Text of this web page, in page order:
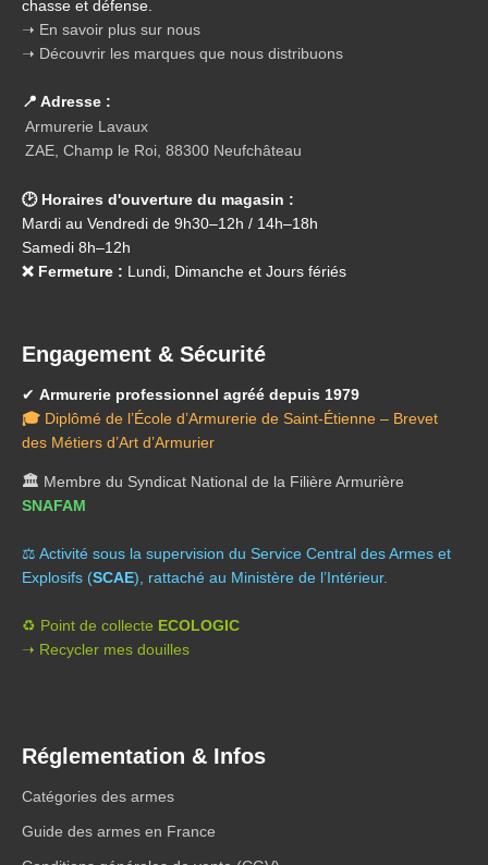
chasse et défense.
➝ En savoir plus sur nous
➝ Découvrir les marques que nous distribuons
📍 Adresse :
Armurerie Lavaux
ZAE, Champ le Roi, 88300 Neufchâteau
🕑 Horaires d'ouverture du magasin :
Mardi au Vendredi de 9h30–12h / 14h–18h
Samedi 8h–12h
❌ Fermeture : Lundi, Dimanche et Jours fériés
Engagement & Sécurité
✔ Armurerie professionnel agréé depuis 1979
🎓 Diplômé de l’École d’Armurerie de Saint-Étienne – Brevet
des Métiers d’Art d’Armurier
🏛️ Membre du Syndicat National de la Filière Armurière
SNAFAM
⚖️ Activité sous la supervision du Service Central des Armes et
Explosifs (SCAE), rattaché au Ministère de l’Intérieur.
♻️ Point de collecte ECOLOGIC
➝ Recycler mes douilles
Réglementation & Infos
Catégories des armes
Guide des armes en France